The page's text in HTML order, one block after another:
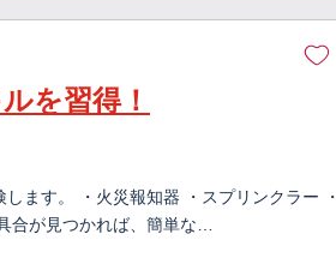
を習得！
ます。 ・火災報知器 ・スプリンクラー ・
合が⾒つかれば、簡単な…